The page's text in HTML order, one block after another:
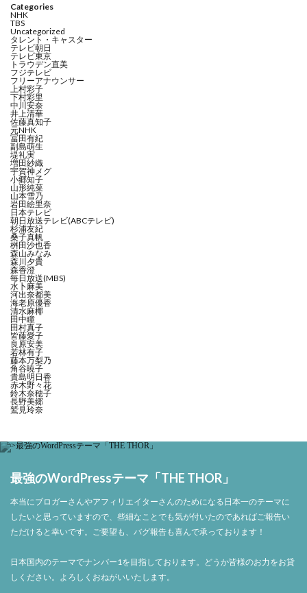
Categories
NHK
TBS
Uncategorized
タレント・キャスター
テレビ朝日
テレビ東京
トラウデン直美
フジテレビ
フリーアナウンサー
上村彩子
下村彩里
中川安奈
井上清華
佐藤真知子
元NHK
冨田有紀
副島萌生
堤礼実
増田紗織
宇賀神メグ
小郷知子
山形純菜
山本雪乃
岩田絵里奈
日本テレビ
朝日放送テレビ(ABCテレビ)
杉浦友紀
桑子真帆
桝田沙也香
森山みなみ
森川夕貴
森香澄
毎日放送(MBS)
水卜麻美
河出奈都美
海老原優香
清水麻椰
田中瞳
田村真子
皆藤愛子
良原安美
若林有子
藤本万梨乃
角谷暁子
貴島明日香
赤木野々花
鈴木奈穂子
長野美郷
鷲見玲奈
最強のWordPressテーマ「THE THOR」
本当にブロガーさんやアフィリエイターさんのためになる日本一のテーマに
したいと思っていますので、些細なことでも気が付いたのであればご報告い
ただけると幸いです。ご要望も、バグ報告も喜んで承っております！
日本国内のテーマでナンバー1を目指しております。どうか皆様のお力をお貸
しください。よろしくおねがいいたします。